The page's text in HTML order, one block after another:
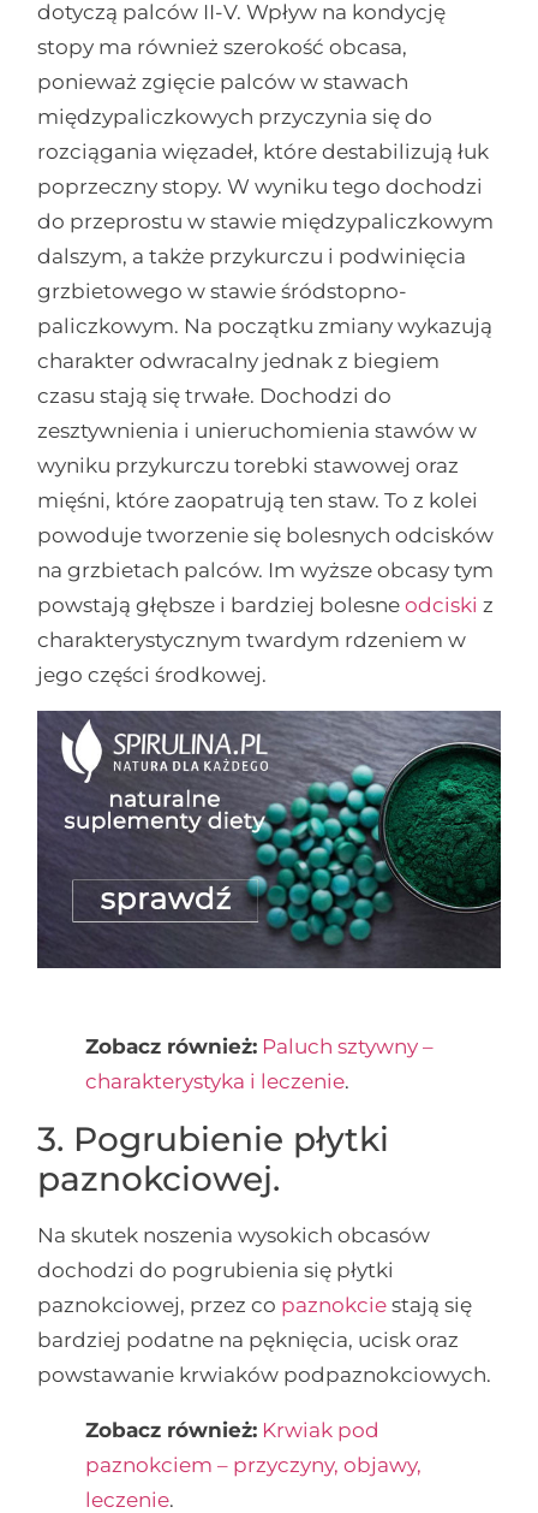
dotyczą palców II-V. Wpływ na kondycję
stopy ma również szerokość obcasa,
ponieważ zgięcie palców w stawach
międzypaliczkowych przyczynia się do
rozciągania więzadeł, które destabilizują łuk
poprzeczny stopy. W wyniku tego dochodzi
do przeprostu w stawie międzypaliczkowym
dalszym, a także przykurczu i podwinięcia
grzbietowego w stawie śródstopno-
paliczkowym. Na początku zmiany wykazują
charakter odwracalny jednak z biegiem
czasu stają się trwałe. Dochodzi do
zesztywnienia i unieruchomienia stawów w
wyniku przykurczu torebki stawowej oraz
mięśni, które zaopatrują ten staw. To z kolei
powoduje tworzenie się bolesnych odcisków
na grzbietach palców. Im wyższe obcasy tym
powstają głębsze i bardziej bolesneodciski z
charakterystycznym twardym rdzeniem w
jego części środkowej.
Zobacz również: Paluch sztywny –
charakterystyka i leczenie.
3. Pogrubienie płytki
paznokciowej.
Na skutek noszenia wysokich obcasów
dochodzi do pogrubienia się płytki
paznokciowej, przez co paznokcie stają się
bardziej podatne na pęknięcia, ucisk oraz
powstawanie krwiaków podpaznokciowych.
Zobacz również: Krwiak pod
paznokciem – przyczyny, objawy,
leczenie.